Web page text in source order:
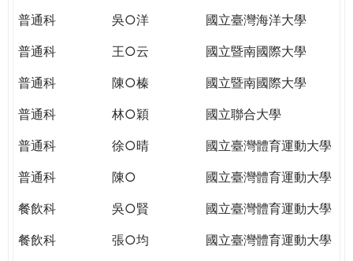
TODAY
THE
WORLD
PUTTING
YOU
THE
CITIZENSHIP
普通科
吳○洋
國立臺灣海洋大學
普通科
王○云
國立暨南國際大學
普通科
陳○榛
國立暨南國際大學
普通科
林○穎
國立聯合大學
普通科
徐○晴
國立臺灣體育運動大學
普通科
陳○
國立臺灣體育運動大學
餐飲科
吳○賢
國立臺灣體育運動大學
餐飲科
張○均
國立臺灣體育運動大學